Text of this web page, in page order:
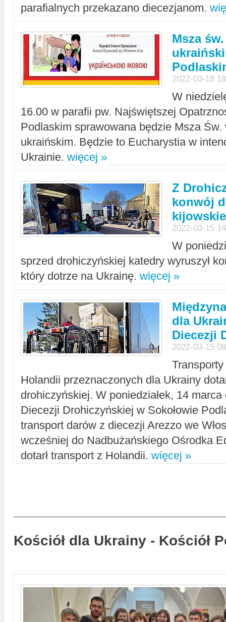
parafialnych przekazano diecezjanom.
Msza
2022-03-18
W
16.00 w parafii pw. Najświętszej
Podlaskim sprawowana będzie Msza Św.
ukraińskim. Będzie to Eucharystia w
Ukrainie. więcej »
Z
konwój
2022-03-15
W
sprzed drohiczyńskiej katedry wyruszył
który dotrze na Ukrainę. więcej »
dla
Diecezji
2022-03-15
Holandii przeznaczonych dla Ukrainy
drohiczyńskiej. W poniedziałek, 14
Diecezji Drohiczyńskiej w Sokołowie
transport darów z diecezji Arezzo we
wcześniej do Nadbużańskiego Ośrodka
dotarł transport z Holandii. więcej »
Kościół dla Ukrainy - Kościół